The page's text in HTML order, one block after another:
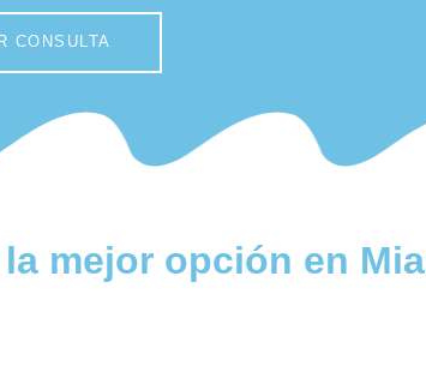
CONSULTA
mejor opción en